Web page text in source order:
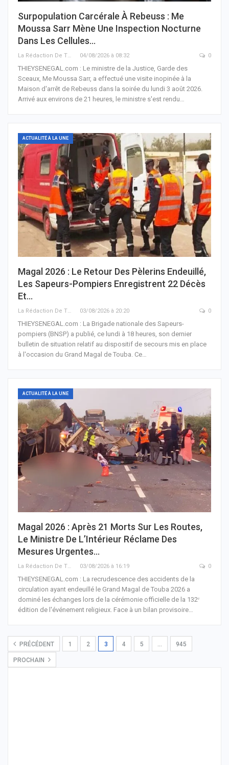
Surpopulation Carcérale À Rebeuss : Me
Moussa Sarr Mène Une Inspection Nocturne
Dans Les Cellules…
La Rédaction De THIEYSENEGAL.com 04/08/2026 à 08:32 0
THIEYSENEGAL.com : Le ministre de la Justice, Garde des
Sceaux, Me Moussa Sarr, a effectué une visite inopinée à la
Maison d'arrêt de Rebeuss dans la soirée du lundi 3 août 2026.
Arrivé aux environs de 21 heures, le ministre s'est rendu…
ACTUALITÉ À LA UNE
Magal 2026 : Le Retour Des Pèlerins Endeuillé,
Les Sapeurs-Pompiers Enregistrent 22 Décès
Et…
La Rédaction De THIEYSENEGAL.com 03/08/2026 à 20:20 0
THIEYSENEGAL.com : La Brigade nationale des Sapeurs-
pompiers (BNSP) a publié, ce lundi à 18 heures, son dernier
bulletin de situation relatif au dispositif de secours mis en place
à l'occasion du Grand Magal de Touba. Ce…
ACTUALITÉ À LA UNE
Magal 2026 : Après 21 Morts Sur Les Routes,
Le Ministre De L’Intérieur Réclame Des
Mesures Urgentes…
La Rédaction De THIEYSENEGAL.com 03/08/2026 à 16:19 0
THIEYSENEGAL.com : La recrudescence des accidents de la
circulation ayant endeuillé le Grand Magal de Touba 2026 a
dominé les échanges lors de la cérémonie officielle de la 132ᵉ
édition de l'événement religieux. Face à un bilan provisoire…
PRÉCÉDENT 1 2 3 4 5 945
PROCHAIN